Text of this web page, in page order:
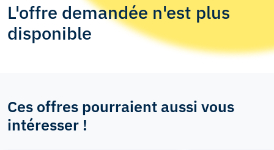
L'offre demandée n'est plus
disponible
Ces offres pourraient aussi vous
intéresser !